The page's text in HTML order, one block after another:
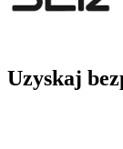
Uzyskaj